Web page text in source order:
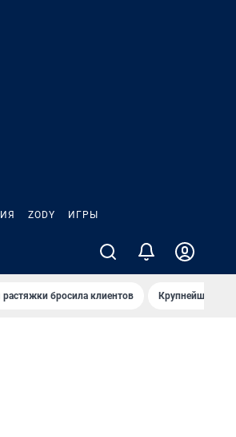
ZODY ИГРЫ
растяжки бросила клиентов Крупнейшие